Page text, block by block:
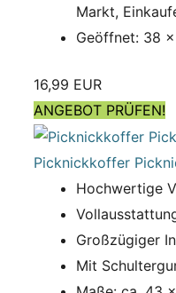
Markt,
Geöffnet: 38
16,99 EUR
ANGEBOT PRÜFEN!
Picknickkoffer
Hochwertige
Großzügiger
Mit